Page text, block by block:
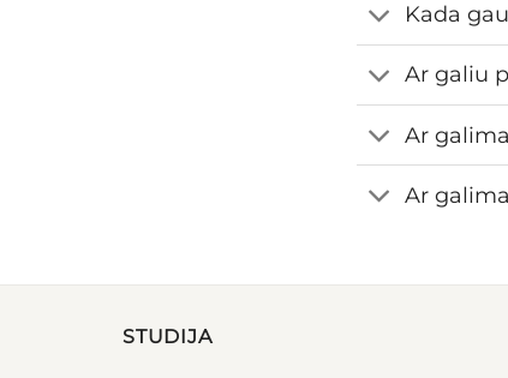
Kada
Ar galiu
Ar
Ar
STUDIJA